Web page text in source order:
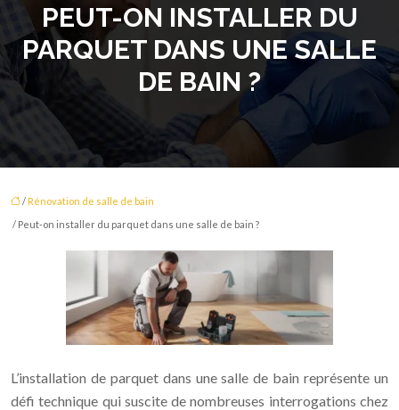
PEUT-ON INSTALLER DU
PARQUET DANS UNE SALLE
DE BAIN ?
/ Rénovation de salle de bain
/ Peut-on installer du parquet dans une salle de bain ?
L’installation de parquet dans une salle de bain représente un
défi technique qui suscite de nombreuses interrogations chez